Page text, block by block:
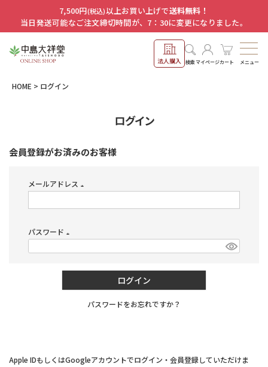
7,500円(税込)以上お買い上げで送料無料！
当日発送可能なご注文締切時間が、7：30に変更になりました。
法人購入 検索マイページカート メニュー
HOME ログイン
ログイン
会員登録がお済みのお客様
メールアドレス
パスワード
(必
ログイン
パスワードをお忘れですか？
Apple IDもしくはGoogleアカウントでログイン・会員登録していただけま